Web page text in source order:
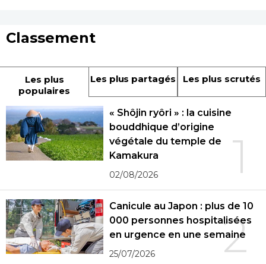
Classement
Les plus
populaires
Les plus partagés Les plus scrutés
1
« Shôjin ryôri » : la cuisine
bouddhique d’origine
végétale du temple de
Kamakura
02/08/2026
2
Canicule au Japon : plus de 10
000 personnes hospitalisées
en urgence en une semaine
25/07/2026